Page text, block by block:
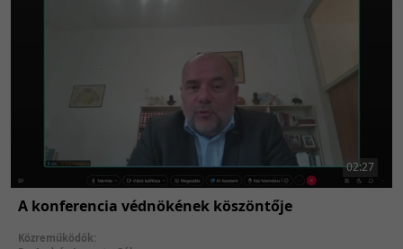
02:27
A konferencia védnökének köszöntője
Közreműködők: